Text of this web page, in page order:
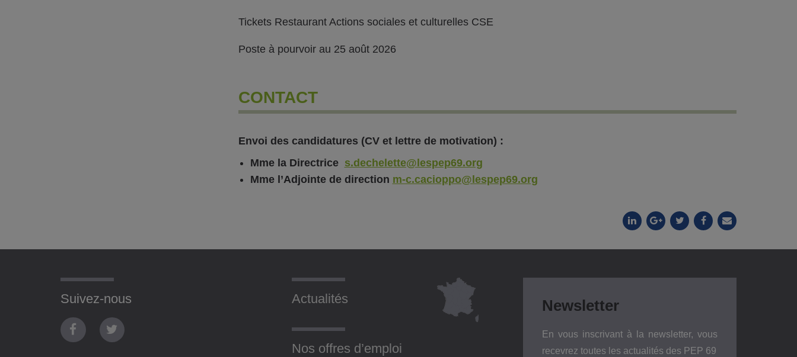
Tickets Restaurant Actions sociales et culturelles CSE
Poste à pourvoir au 25 août 2026
CONTACT
Envoi des candidatures (CV et lettre de motivation) :
Mme la Directrice s.dechelette@lespep69.org
Mme l’Adjointe de direction m-c.cacioppo@lespep69.org
Suivez-nous Actualités
Nos offres d’emploi
Newsletter
En vous inscrivant à la newsletter, vous
recevrez toutes les actualités des PEP 69